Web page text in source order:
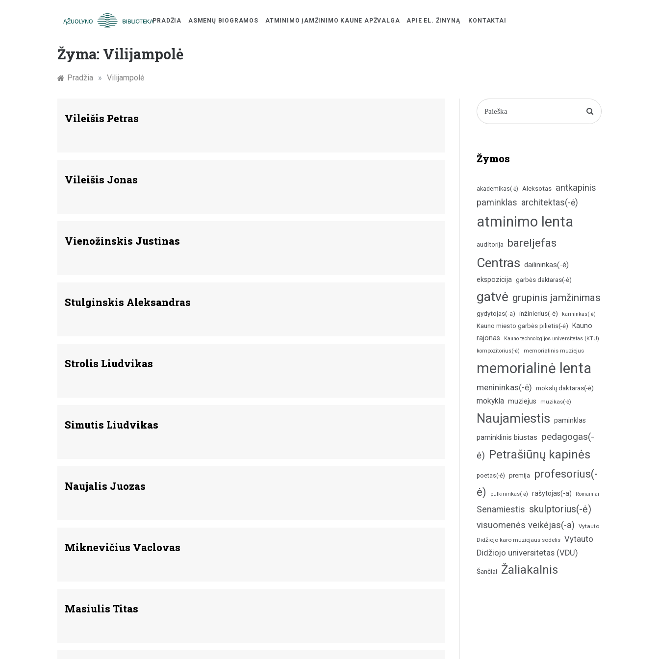
Žymūs
Kauno
atminimo
PRADŽIA ASMENŲ BIOGRAMOS ATMINIMO ĮAMŽINIMO KAUNE APŽVALGA APIE EL. ŽINYNĄ KONTAKTAI
Žyma: Vilijampolė
Pradžia » Vilijampolė
Vileišis Petras
Vileišis Jonas
Vienožinskis Justinas
Stulginskis Aleksandras
Strolis Liudvikas
Simutis Liudvikas
Naujalis Juozas
Miknevičius Vaclovas
Masiulis Titas
Žymos
akademikas(-ė) Aleksotas antkapinis
paminklas architektas(-ė)
atminimo lenta
auditorija bareljefas
Centras dailininkas(-ė)
ekspozicija garbės daktaras(-ė)
gatvė grupinis įamžinimas
gydytojas(-a) inžinierius(-ė) karininkas(-ė)
Kauno miesto garbės pilietis(-ė)
Kauno
rajonas
Kauno technologijos universitetas (KTU)
kompozitorius(-ė)
memorialinis muziejus
memorialinė lenta
menininkas(-ė) mokslų daktaras(-ė)
mokykla muziejus muzikas(-ė)
Naujamiestis paminklas
paminklinis biustas pedagogas(-
ė) Petrašiūnų kapinės
poetas(-ė) premija
profesorius(-
ė)
pulkininkas(-ė) rašytojas(-a) Romainiai
Senamiestis skulptorius(-ė)
visuomenės veikėjas(-a)
Vytauto
Didžiojo karo muziejaus sodelis Vytauto
Didžiojo universitetas (VDU)
Šančiai Žaliakalnis